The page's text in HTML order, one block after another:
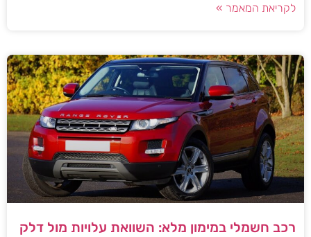
לקריאת המאמר »
רכב חשמלי במימון מלא: השוואת עלויות מול דלק